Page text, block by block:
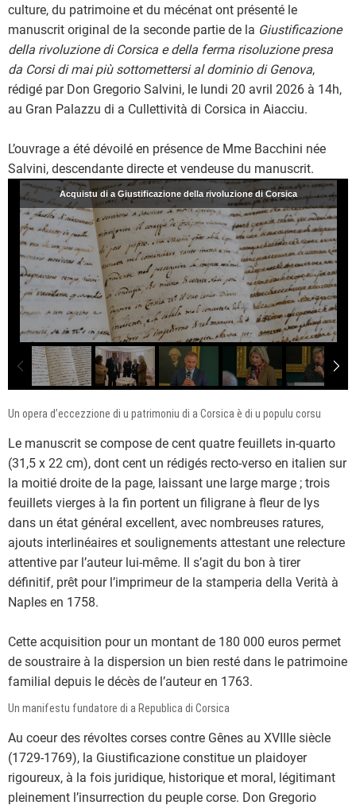
culture, du patrimoine et du mécénat ont présenté le
manuscrit original de la seconde partie de la Giustificazione
della rivoluzione di Corsica e della ferma risoluzione presa
da Corsi di mai più sottomettersi al dominio di Genova,
rédigé par Don Gregorio Salvini, le lundi 20 avril 2026 à 14h,
au Gran Palazzu di a Cullettività di Corsica in Aiacciu.
L’ouvrage a été dévoilé en présence de Mme Bacchini née
Salvini, descendante directe et vendeuse du manuscrit.
Un opera d’eccezzione di u patrimoniu di a Corsica è di u populu corsu
Le manuscrit se compose de cent quatre feuillets in-quarto
(31,5 x 22 cm), dont cent un rédigés recto-verso en italien sur
la moitié droite de la page, laissant une large marge ; trois
feuillets vierges à la fin portent un filigrane à fleur de lys
dans un état général excellent, avec nombreuses ratures,
ajouts interlinéaires et soulignements attestant une relecture
attentive par l’auteur lui-même. Il s’agit du bon à tirer
définitif, prêt pour l’imprimeur de la stamperia della Verità à
Naples en 1758.
Cette acquisition pour un montant de 180 000 euros permet
de soustraire à la dispersion un bien resté dans le patrimoine
familial depuis le décès de l’auteur en 1763.
Un manifestu fundatore di a Republica di Corsica
Au coeur des révoltes corses contre Gênes au XVIIIe siècle
(1729-1769), la Giustificazione constitue un plaidoyer
rigoureux, à la fois juridique, historique et moral, légitimant
pleinement l’insurrection du peuple corse. Don Gregorio